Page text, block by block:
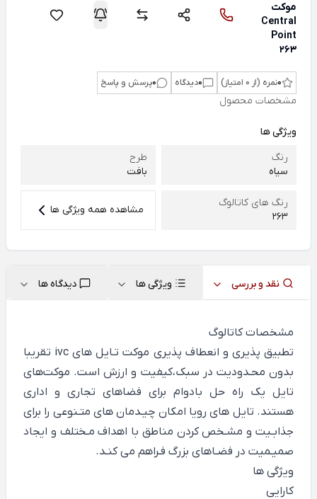
موکت
Central
Point
263
0نمره (از 0 امتیاز) 0دیدگاه 0پرسش و پاسخ
مشخصات محصول
ویژگی ها
رنگ
سیاه
طرح
بافت
رنگ های کاتالوگ
263
مشاهده همه ویژگی ها
نقد و بررسی ویژگی ها دیدگاه ها
مشخصات کاتالوگ
تطبیق پذیری و انعطاف پذیری موکت تـایل های ivc تقریبا
بدون محـدودیت در سبک،کیفیت و ارزش است. موکت‌های
تایل یک راه حل بادوام برای فضاهای تجاری و اداری
هستند. تایل های رویا امکان چیـدمان های متـنوعی را برای
جذابـیت و مشـخص کردن مناطق با اهداف مـختلف و ایجاد
صمیـمیت در فضـاهای بزرگ فـراهم می کنـد.
ویژگی ها
کارایی